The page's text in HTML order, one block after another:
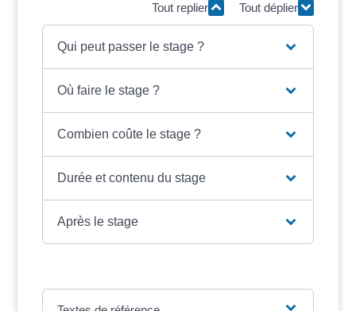
Tout replier
Tout déplier
Qui peut passer le stage ?
Où faire le stage ?
Combien coûte le stage ?
Durée et contenu du stage
Après le stage